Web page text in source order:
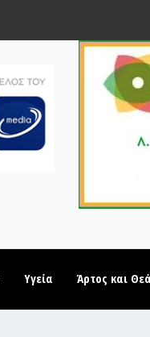
Υγεία Άρτος και